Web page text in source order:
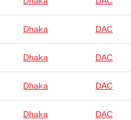
Dhaka DAC
Dhaka DAC
Dhaka DAC
Dhaka DAC